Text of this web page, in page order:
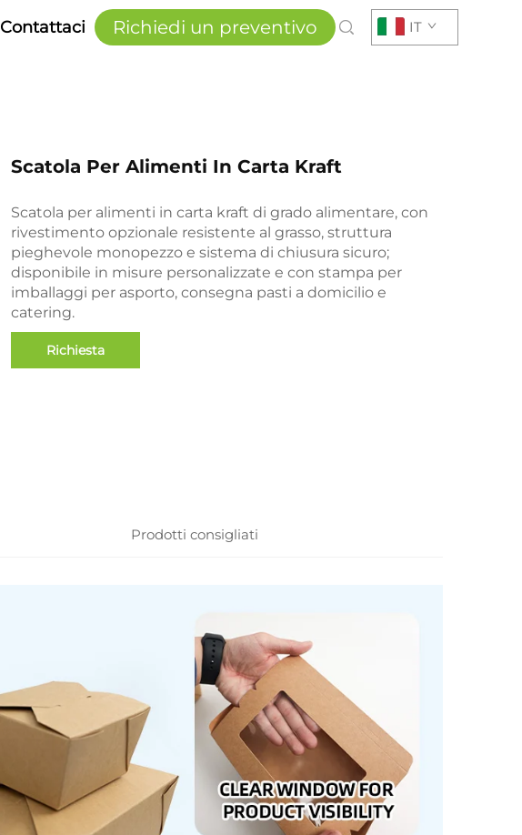
Contattaci Richiedi un preventivo IT
Scatola Per Alimenti In Carta Kraft
Scatola per alimenti in carta kraft di grado alimentare, con
rivestimento opzionale resistente al grasso, struttura
pieghevole monopezzo e sistema di chiusura sicuro;
disponibile in misure personalizzate e con stampa per
imballaggi per asporto, consegna pasti a domicilio e
catering.
Richiesta
Prodotti consigliati